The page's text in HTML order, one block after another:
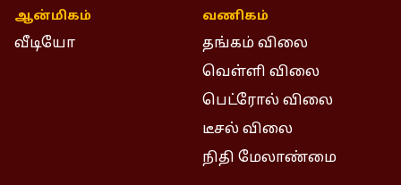
ஆன்மிகம்
வீடியோ
வணிகம்
தங்கம் விலை
வெள்ளி விலை
பெட்ரோல் விலை
டீசல் விலை
நிதி மேலாண்மை